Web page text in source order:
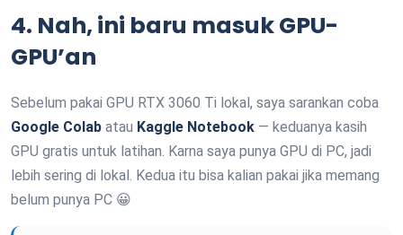
4. Nah, ini baru masuk GPU-
GPU’an
Sebelum pakai GPU RTX 3060 Ti lokal, saya sarankan coba
Google Colab atau Kaggle Notebook — keduanya kasih
GPU gratis untuk latihan. Karna saya punya GPU di PC, jadi
lebih sering di lokal. Kedua itu bisa kalian pakai jika memang
belum punya PC 😀